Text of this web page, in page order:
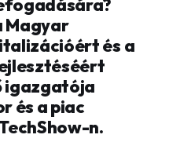
Magyar
és a
igazgatója
és a piac
n.